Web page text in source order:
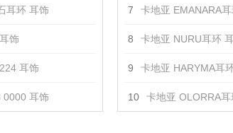
耳环 耳饰
饰
耳饰
0000 耳饰
7 卡地亚 EMANARA
8 卡地亚 NURU耳环
9 卡地亚 HARYMA耳
10 卡地亚 OLORRA耳